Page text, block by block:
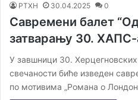
РТХН 30.04.2025 0
Савремени балет
затварању 30.
У завшници 30.
свечаности биће изведен
по мотивима „Романа о